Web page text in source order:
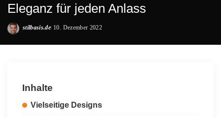
Eleganz für jeden Anlass
Posted
stilbasis.de 10. Dezember 2022
Inhalte
Vielseitige Designs